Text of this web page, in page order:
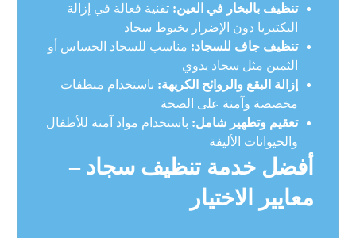
تنظيف بالبخار في العين: تقنية فعالة في إزالة
البكتيريا دون الإضرار بخيوط سجاد
تنظيف جاف للسجاد: مناسب للسجاد الحساس أو
الثمين مثل سجاد يدوي
إزالة البقع والروائح الكريهة: باستخدام منظفات
مخصصة وآمنة على الصحة
تعقيم وتطهير شامل: باستخدام مواد آمنة للأطفال
والحيوانات الأليفة
أفضل خدمة تنظيف سجاد –
معايير الاختيار